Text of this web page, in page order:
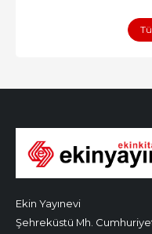
Ekin Yayınevi
Şehreküstü Mh.